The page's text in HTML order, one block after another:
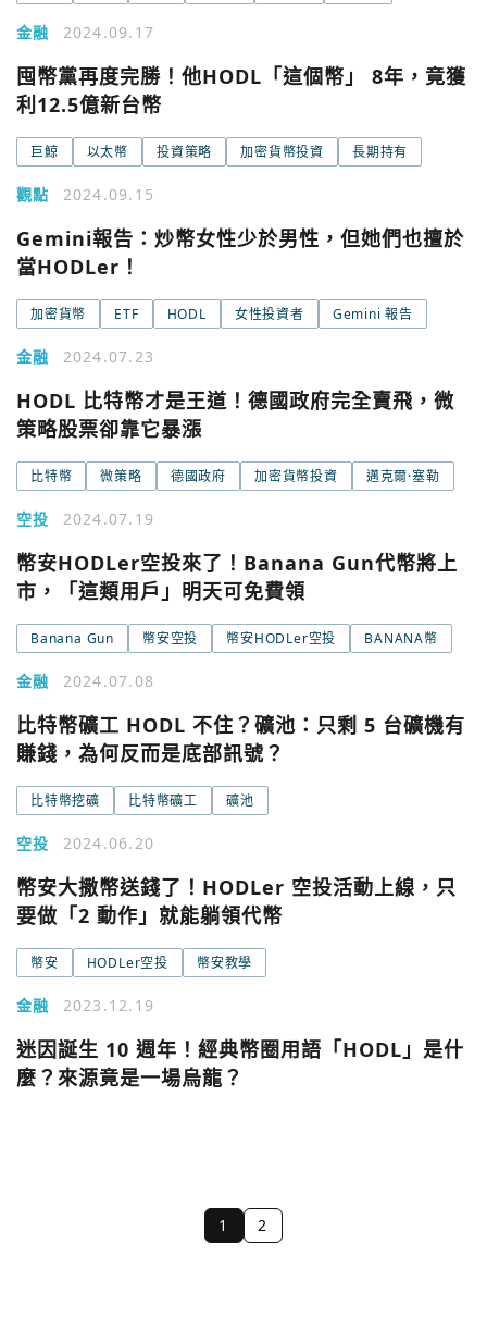
金融 2024.09.17
囤幣黨再度完勝！他HODL「這個幣」 8年，竟獲
利12.5億新台幣
巨鯨 以太幣 投資策略 加密貨幣投資 長期持有
觀點 2024.09.15
Gemini報告：炒幣女性少於男性，但她們也擅於
當HODLer！
加密貨幣 ETF HODL 女性投資者 Gemini 報告
金融 2024.07.23
HODL 比特幣才是王道！德國政府完全賣飛，微
策略股票卻靠它暴漲
比特幣 微策略 德國政府 加密貨幣投資 邁克爾·塞勒
空投 2024.07.19
幣安HODLer空投來了！Banana Gun代幣將上
市，「這類用戶」明天可免費領
Banana Gun 幣安空投 幣安HODLer空投 BANANA幣
金融 2024.07.08
比特幣礦工 HODL 不住？礦池：只剩 5 台礦機有
賺錢，為何反而是底部訊號？
比特幣挖礦 比特幣礦工 礦池
空投 2024.06.20
幣安大撒幣送錢了！HODLer 空投活動上線，只
要做「2 動作」就能躺領代幣
幣安 HODLer空投 幣安教學
金融 2023.12.19
迷因誕生 10 週年！經典幣圈用語「HODL」是什
麼？來源竟是一場烏龍？
1 2
今日熱門
使用以下帳號繼續
Email
城市
今日熱門
關閉